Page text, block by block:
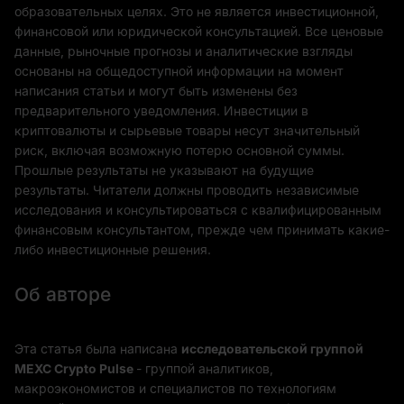
образовательных целях. Это не является инвестиционной,
финансовой или юридической консультацией. Все ценовые
данные, рыночные прогнозы и аналитические взгляды
основаны на общедоступной информации на момент
написания статьи и могут быть изменены без
предварительного уведомления. Инвестиции в
криптовалюты и сырьевые товары несут значительный
риск, включая возможную потерю основной суммы.
Прошлые результаты не указывают на будущие
результаты. Читатели должны проводить независимые
исследования и консультироваться с квалифицированным
финансовым консультантом, прежде чем принимать какие-
либо инвестиционные решения.
Об авторе
Эта статья была написана исследовательской группой
MEXC Crypto Pulse - группой аналитиков,
макроэкономистов и специалистов по технологиям